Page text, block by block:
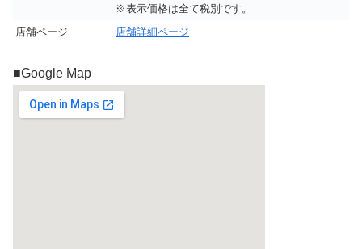
※表示価格は全て税別です。
店舗ページ
店舗詳細ページ
■Google Map